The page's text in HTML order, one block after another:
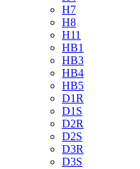
H7
H8
H11
HB1
HB3
HB4
HB5
D1R
D1S
D2R
D2S
D3R
D3S